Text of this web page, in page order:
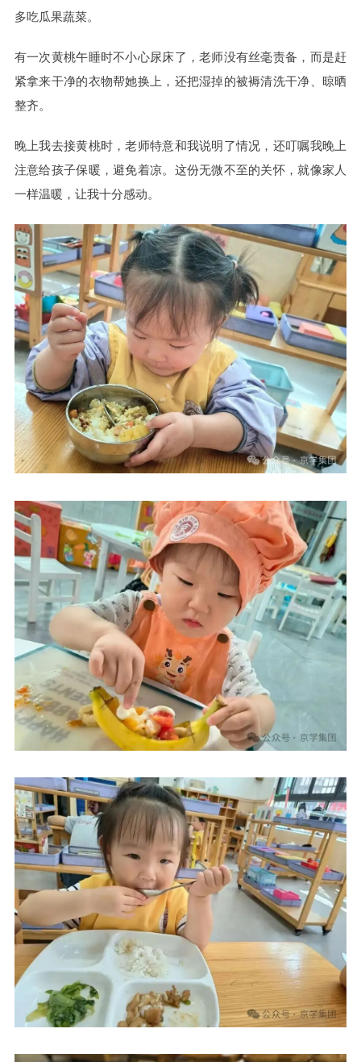
多吃瓜果蔬菜。
有一次黄桃午睡时不小心尿床了，老师没有丝毫责备，而是赶
紧拿来干净的衣物帮她换上，还把湿掉的被褥清洗干净、晾晒
整齐。
晚上我去接黄桃时，老师特意和我说明了情况，还叮嘱我晚上
注意给孩子保暖，避免着凉。这份无微不至的关怀，就像家人
一样温暖，让我十分感动。